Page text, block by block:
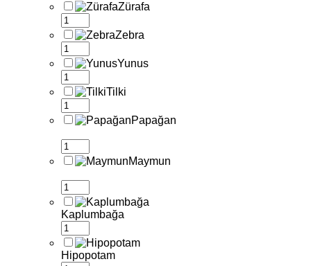
Zürafa
Zebra
Yunus
Tilki
Papağan
Maymun
Kaplumbağa
Hipopotam